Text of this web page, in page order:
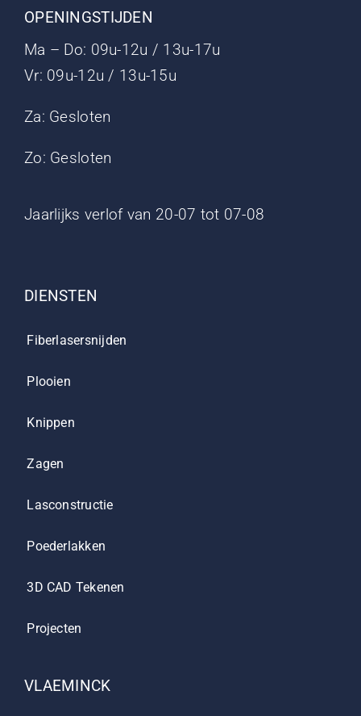
OPENINGSTIJDEN
Ma – Do: 09u-12u / 13u-17u
Vr: 09u-12u / 13u-15u
Za: Gesloten
Zo: Gesloten
Jaarlijks verlof van 20-07 tot 07-08
DIENSTEN
Fiberlasersnijden
Plooien
Knippen
Zagen
Lasconstructie
Poederlakken
3D CAD Tekenen
Projecten
VLAEMINCK